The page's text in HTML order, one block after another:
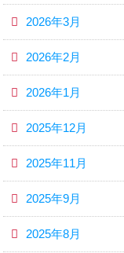
2026年3月
2026年2月
2026年1月
2025年12月
2025年11月
2025年9月
2025年8月